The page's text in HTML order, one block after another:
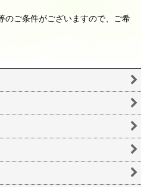
のご条件がございますので、ご希